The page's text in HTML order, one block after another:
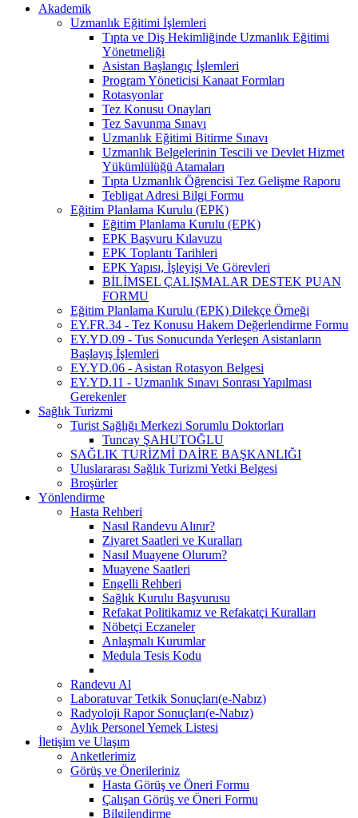
Akademik
Uzmanlık Eğitimi İşlemleri
Tıpta ve Diş Hekimliğinde Uzmanlık Eğitimi
Yönetmeliği
Asistan Başlangıç İşlemleri
Program Yöneticisi Kanaat Formları
Rotasyonlar
Tez Konusu Onayları
Tez Savunma Sınavı
Uzmanlık Eğitimi Bitirme Sınavı
Uzmanlık Belgelerinin Tescili ve Devlet Hizmet
Yükümlülüğü Atamaları
Tıpta Uzmanlık Öğrencisi Tez Gelişme Raporu
Tebligat Adresi Bilgi Formu
Eğitim Planlama Kurulu (EPK)
Eğitim Planlama Kurulu (EPK)
EPK Başvuru Kılavuzu
EPK Toplantı Tarihleri
EPK Yapısı, İşleyişi Ve Görevleri
BİLİMSEL ÇALIŞMALAR DESTEK PUAN
FORMU
Eğitim Planlama Kurulu (EPK) Dilekçe Örneği
EY.FR.34 - Tez Konusu Hakem Değerlendirme Formu
EY.YD.09 - Tus Sonucunda Yerleşen Asistanların
Başlayış İşlemleri
EY.YD.06 - Asistan Rotasyon Belgesi
EY.YD.11 - Uzmanlık Sınavı Sonrası Yapılması
Gerekenler
Sağlık Turizmi
Turist Sağlığı Merkezi Sorumlu Doktorları
Tuncay ŞAHUTOĞLU
SAĞLIK TURİZMİ DAİRE BAŞKANLIĞI
Uluslararası Sağlık Turizmi Yetki Belgesi
Broşürler
Yönlendirme
Hasta Rehberi
Nasıl Randevu Alınır?
Ziyaret Saatleri ve Kuralları
Nasıl Muayene Olurum?
Muayene Saatleri
Engelli Rehberi
Sağlık Kurulu Başvurusu
Refakat Politikamız ve Refakatçi Kuralları
Nöbetçi Eczaneler
Anlaşmalı Kurumlar
Medula Tesis Kodu
Randevu Al
Laboratuvar Tetkik Sonuçları(e-Nabız)
Radyoloji Rapor Sonuçları(e-Nabız)
Aylık Personel Yemek Listesi
İletişim ve Ulaşım
Anketlerimiz
Görüş ve Önerileriniz
Hasta Görüş ve Öneri Formu
Çalışan Görüş ve Öneri Formu
Bilgilendirme